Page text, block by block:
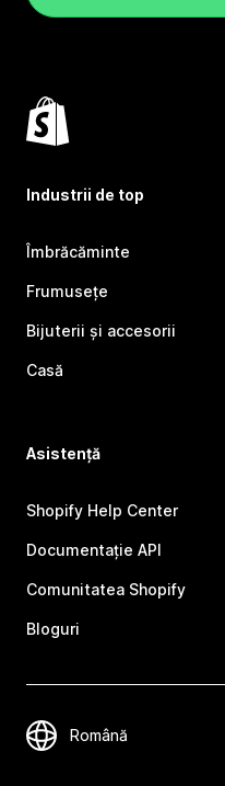
Industrii de top
Îmbrăcăminte
Frumusețe
Bijuterii și accesorii
Casă
Asistență
Shopify Help Center
Documentație API
Comunitatea Shopify
Bloguri